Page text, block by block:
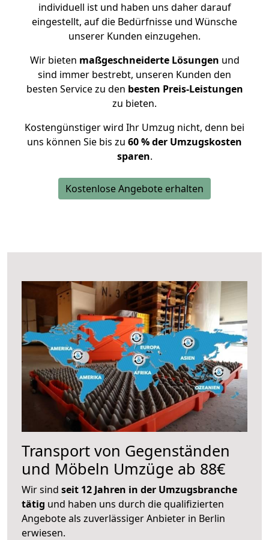
individuell ist und haben uns daher darauf
eingestellt, auf die Bedürfnisse und Wünsche
unserer Kunden einzugehen.
Wir bieten maßgeschneiderte Lösungen und
sind immer bestrebt, unseren Kunden den
besten Service zu den besten Preis-Leistungen
zu bieten.
Kostengünstiger wird Ihr Umzug nicht, denn bei
uns können Sie bis zu 60 % der Umzugskosten
sparen.
Kostenlose Angebote erhalten
Transport von Gegenständen
und Möbeln Umzüge ab 88€
Wir sind seit 12 Jahren in der Umzugsbranche
tätig und haben uns durch die qualifizierten
Angebote als zuverlässiger Anbieter in Berlin
erwiesen.